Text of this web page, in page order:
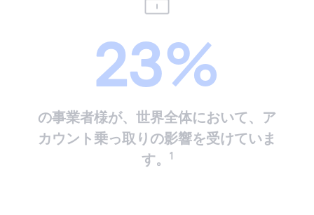
23%
の事業者様が、世界全体において、ア
カウント乗っ取りの影響を受けていま
す。
1